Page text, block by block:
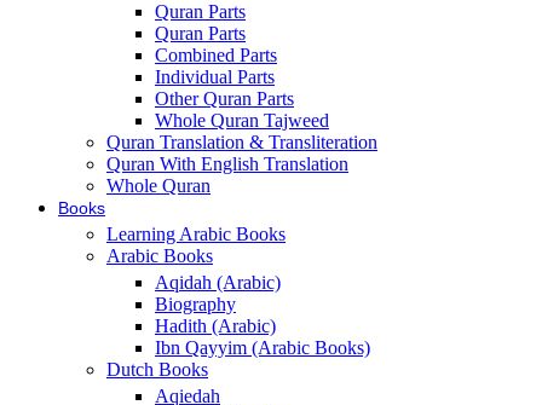
Quran Parts
Quran Parts
Combined Parts
Individual Parts
Other Quran Parts
Whole Quran Tajweed
Quran Translation & Transliteration
Quran With English Translation
Whole Quran
Books
Learning Arabic Books
Arabic Books
Aqidah (Arabic)
Biography
Hadith (Arabic)
Ibn Qayyim (Arabic Books)
Dutch Books
Aqiedah